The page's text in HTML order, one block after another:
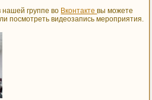
группе во Вконтактевы можете
посмотреть видеозапись мероприятия.